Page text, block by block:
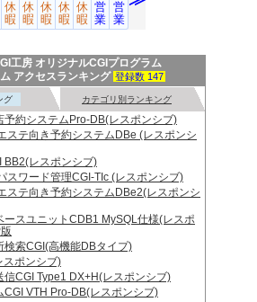
工房 オリジナルCGIプログラム
アクセスランキング 登録数 147